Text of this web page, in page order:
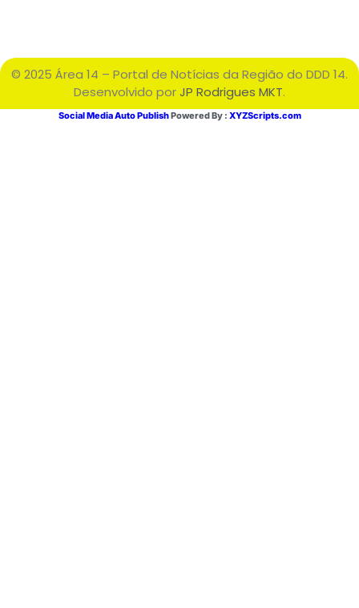
© 2025 Área 14 – Portal de Notícias da Região do DDD 14.
Desenvolvido porJP Rodrigues MKT.
Social Media Auto PublishPowered By : XYZScripts.com